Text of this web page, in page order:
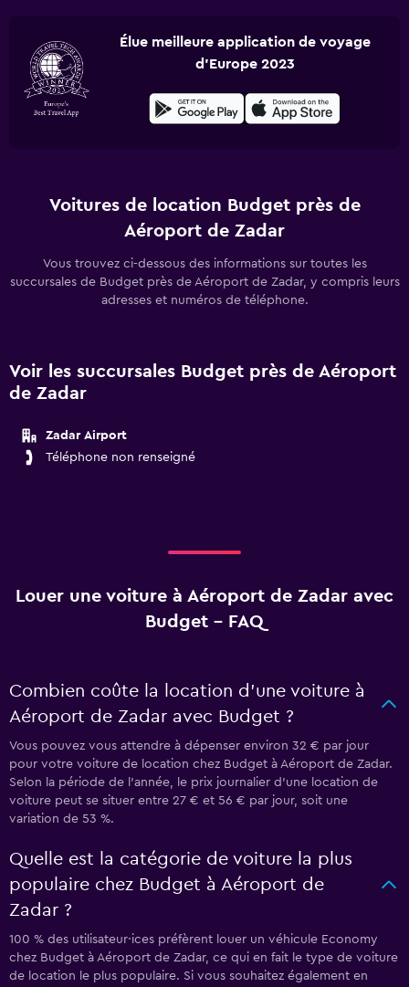
Élue meilleure application de voyage
d'Europe 2023
Voitures de location Budget près de
Aéroport de Zadar
Vous trouvez ci-dessous des informations sur toutes les
succursales de Budget près de Aéroport de Zadar, y compris leurs
adresses et numéros de téléphone.
Voir les succursales Budget près de Aéroport
de Zadar
Zadar Airport
Téléphone non renseigné
Louer une voiture à Aéroport de Zadar avec
Budget - FAQ
Combien coûte la location d’une voiture à
Aéroport de Zadar avec Budget ?
Vous pouvez vous attendre à dépenser environ 32 € par jour
pour votre voiture de location chez Budget à Aéroport de Zadar.
Selon la période de l’année, le prix journalier d'une location de
voiture peut se situer entre 27 € et 56 € par jour, soit une
variation de 53 %.
Quelle est la catégorie de voiture la plus
populaire chez Budget à Aéroport de
Zadar ?
100 % des utilisateur·ices préfèrent louer un véhicule Economy
chez Budget à Aéroport de Zadar, ce qui en fait le type de voiture
de location le plus populaire. Si vous souhaitez également en